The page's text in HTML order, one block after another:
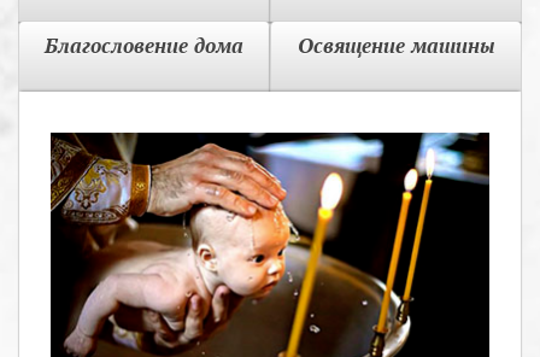
Благословение дома Освящение машины